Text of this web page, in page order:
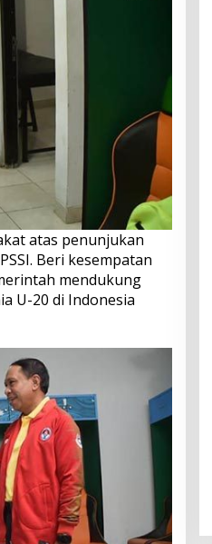
atas penunjukan
Beri kesempatan
mendukung
U-20 di Indonesia